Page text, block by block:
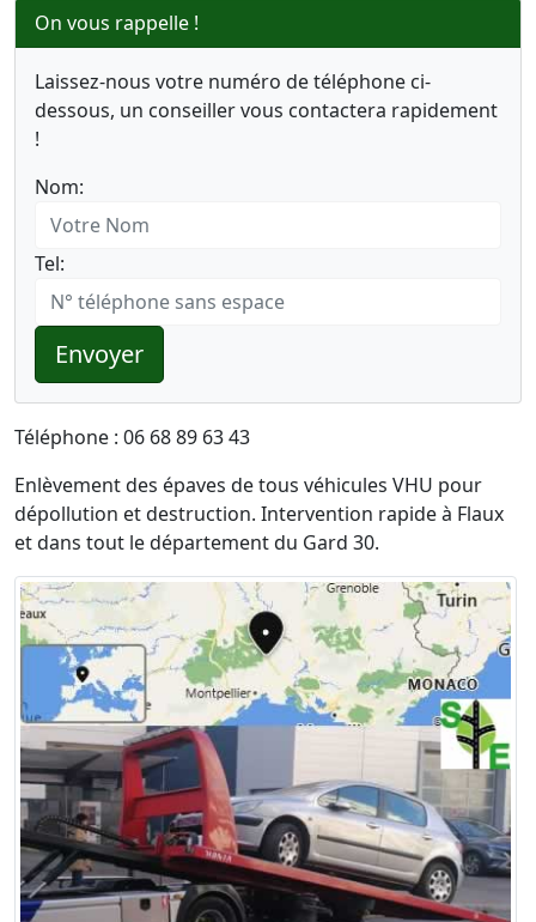
On vous rappelle !
Laissez-nous votre numéro de téléphone ci-
dessous, un conseiller vous contactera rapidement
!
Nom:
Tel:
Envoyer
Téléphone : 06 68 89 63 43
Enlèvement des épaves de tous véhicules VHU pour
dépollution et destruction. Intervention rapide à Flaux
et dans tout le département du Gard 30.